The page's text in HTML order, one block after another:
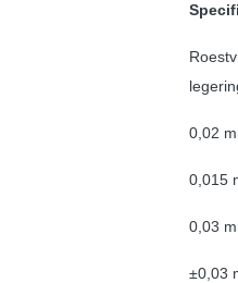
0,02
0,015
0,03
±0,03